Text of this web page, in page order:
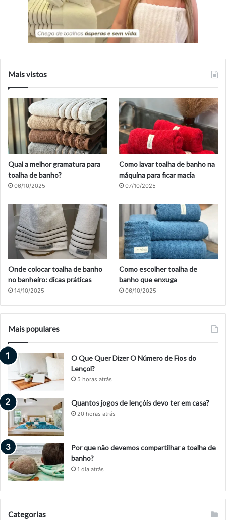
Mais vistos
Qual a melhor gramatura para
toalha de banho?
06/10/2025
Como lavar toalha de banho na
máquina para ficar macia
07/10/2025
Onde colocar toalha de banho
no banheiro: dicas práticas
14/10/2025
Como escolher toalha de
banho que enxuga
06/10/2025
Mais populares
O Que Quer Dizer O Número de Fios do
Lençol?
5 horas atrás
Quantos jogos de lençóis devo ter em casa?
20 horas atrás
Por que não devemos compartilhar a toalha de
banho?
1 dia atrás
Categorias